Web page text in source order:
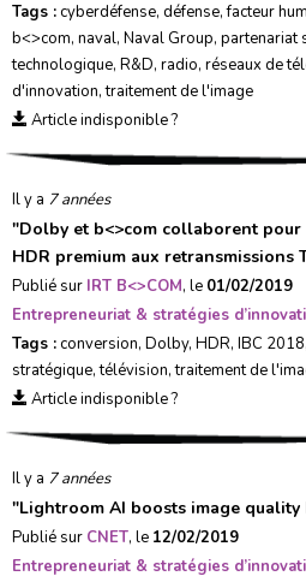
Tags :cyberdéfense, défense,facteur
b<>com, naval, Naval Group, partenariat
technologique, R&D, radio, réseaux de
d'innovation,traitement de l'image
Article indisponible ?
Il y a 7 années
"Dolby et b<>com collaborent
HDR premium aux retransmissions
Publié sur IRT B<>COM, le 01/02/2019
Entrepreneuriat & stratégies
Tags :conversion, Dolby, HDR, IBC 2018
stratégique,télévision,traitement de
Article indisponible ?
Il y a 7 années
"Lightroom AI boosts image quality
Publié sur CNET, le 12/02/2019
Entrepreneuriat & stratégies